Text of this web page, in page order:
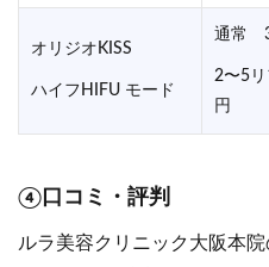
オリジオKISS
ハイフHIFU モード
通常
2〜5
円
④口コミ・評判
ルラ美容クリニック大阪本